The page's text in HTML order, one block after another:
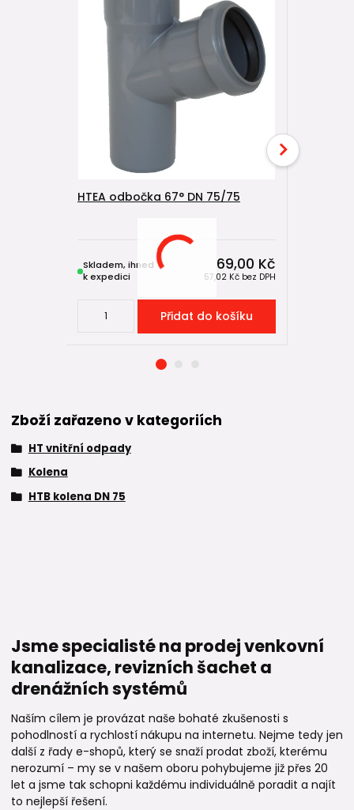
HTEA odbočka 67° DN 75/75
69,00 Kč
57,02 Kč bez DPH
Skladem, ihned
k expedici
Přidat do košíku
Zboží zařazeno v kategoriích
HT vnitřní odpady
Kolena
HTB kolena DN 75
Jsme specialisté na prodej venkovní
kanalizace, revizních šachet a
drenážních systémů
Naším cílem je provázat naše bohaté zkušenosti s
pohodlností a rychlostí nákupu na internetu. Nejme tedy jen
další z řady e-shopů, který se snaží prodat zboží, kterému
nerozumí – my se v našem oboru pohybujeme již přes 20
let a jsme tak schopni každému individuálně poradit a najít
to nejlepší řešení.